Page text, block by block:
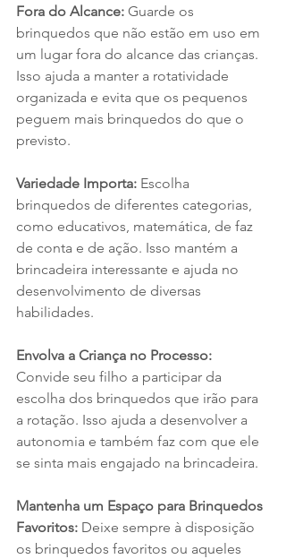
Fora do Alcance: Guarde os
brinquedos que não estão em uso em
um lugar fora do alcance das crianças.
Isso ajuda a manter a rotatividade
organizada e evita que os pequenos
peguem mais brinquedos do que o
previsto.
Variedade Importa: Escolha
brinquedos de diferentes categorias,
como educativos, matemática, de faz
de conta e de ação. Isso mantém a
brincadeira interessante e ajuda no
desenvolvimento de diversas
habilidades.
Envolva a Criança no Processo:
Convide seu filho a participar da
escolha dos brinquedos que irão para
a rotação. Isso ajuda a desenvolver a
autonomia e também faz com que ele
se sinta mais engajado na brincadeira.
Mantenha um Espaço para Brinquedos
Favoritos: Deixe sempre à disposição
os brinquedos favoritos ou aqueles